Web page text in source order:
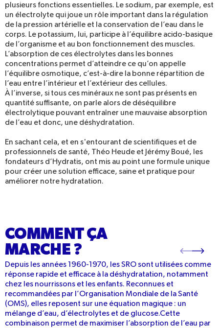
plusieurs fonctions essentielles. Le sodium, par exemple, est
un électrolyte qui joue un rôle important dans la régulation
de la pression artérielle et la conservation de l’eau dans le
corps. Le potassium, lui, participe à l’équilibre acido-basique
de l’organisme et au bon fonctionnement des muscles.
L’absorption de ces électrolytes dans les bonnes
concentrations permet d’atteindre ce qu’on appelle
l’équilibre osmotique, c’est-à-dire la bonne répartition de
l’eau entre l’intérieur et l’extérieur des cellules.
À l’inverse, si tous ces minéraux ne sont pas présents en
quantité suffisante, on parle alors de déséquilibre
électrolytique pouvant entraîner une mauvaise absorption
de l’eau et donc, une déshydratation.
En sachant cela, et en s'entourant de scientifiques et de
professionnels de santé, Théo Heude et Jérémy Boué, les
fondateurs d’Hydratis, ont mis au point une formule unique
pour créer une solution efficace, saine et pratique pour
améliorer notre hydratation.
COMMENT ÇA
MARCHE ?
Depuis les années 1960-1970, les SRO sont utilisées comme
réponse rapide et efficace à la déshydratation, notamment
chez les nourrissons et les enfants. Reconnues et
recommandées par l’Organisation Mondiale de la Santé
(OMS), elles reposent sur une équation magique : un
mélange d’eau, d’électrolytes et de glucose.Cette
combinaison permet de maximiser l’absorption de l’eau par